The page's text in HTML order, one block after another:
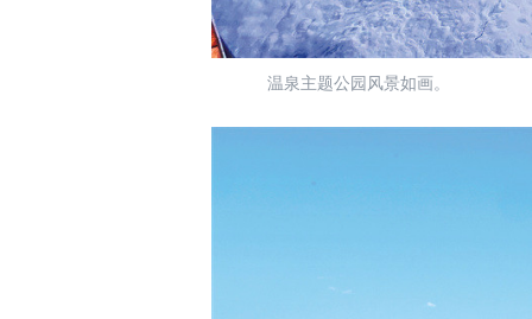
温泉主题公园风景如画。